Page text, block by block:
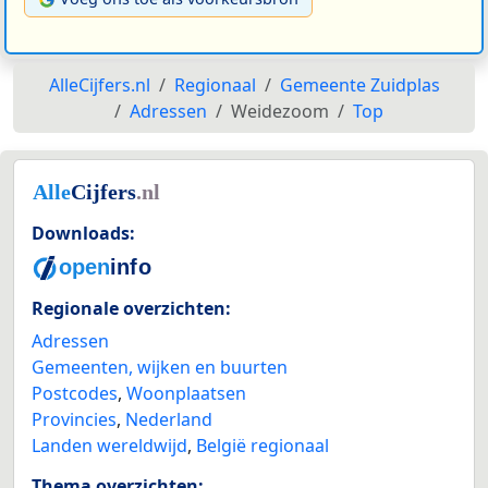
AlleCijfers.nl Regionaal
Gemeente Zuidplas
Adressen
Weidezoom Top
Downloads:
Regionale overzichten:
Adressen
Gemeenten, wijken en buurten
Postcodes, Woonplaatsen
Provincies, Nederland
Landen wereldwijd, België regionaal